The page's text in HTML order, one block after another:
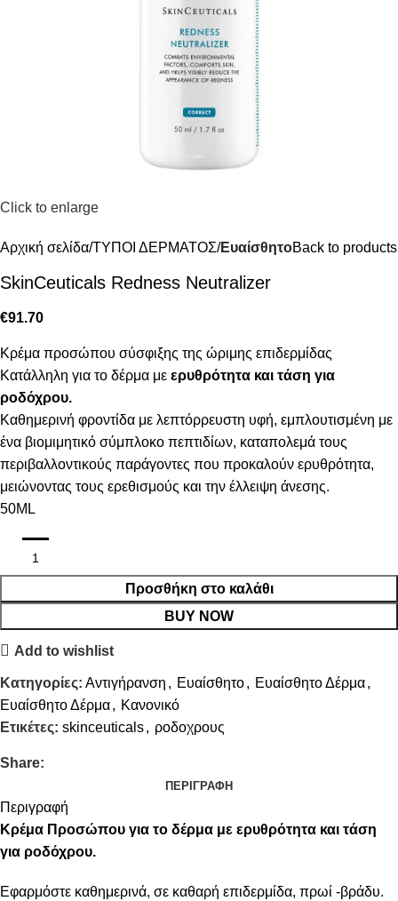
Click to enlarge
Αρχική σελίδα ΤΥΠΟΙ ΔΕΡΜΑΤΟΣ ΕυαίσθητοBack to products
SkinCeuticals Redness Neutralizer
€91.70
Κρέμα προσώπου σύσφιξης της ώριμης επιδερμίδας
Κατάλληλη για το δέρμα με ερυθρότητα και τάση για
ροδόχρου.
Καθημερινή φροντίδα με λεπτόρρευστη υφή, εμπλουτισμένη με
ένα βιομιμητικό σύμπλοκο πεπτιδίων, καταπολεμά τους
περιβαλλοντικούς παράγοντες που προκαλούν ερυθρότητα,
μειώνοντας τους ερεθισμούς και την έλλειψη άνεσης.
50ML
Προσθήκη στο καλάθι
BUY NOW
Add to wishlist
Κατηγορίες: Αντιγήρανση , Ευαίσθητο, Ευαίσθητο Δέρμα,
Ευαίσθητο Δέρμα, Κανονικό
Ετικέτες: skinceuticals, ροδοχρους
Share:
ΠΕΡΙΓΡΑΦΉ
Περιγραφή
Kρέμα Προσώπου για το δέρμα με ερυθρότητα και τάση
για ροδόχρου.
Εφαρμόστε καθημερινά, σε καθαρή επιδερμίδα, πρωί -βράδυ.